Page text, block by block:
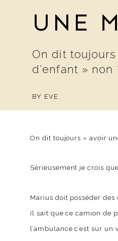
UNE
On dit
d’enfant »
BY EVE
On dit toujours « avoir
Sérieusement je crois
Marius doit posséder
Il sait que ce camion de
l’ambulance c’est sur un